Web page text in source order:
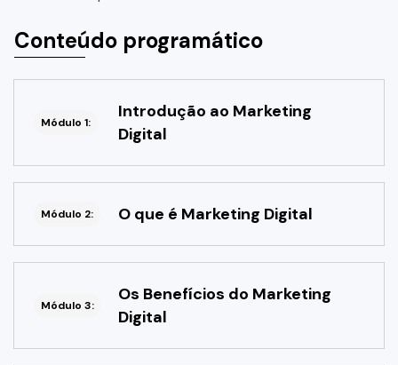
Conteúdo programático
Módulo 1:
Introdução ao Marketing
Digital
Módulo 2: O que é Marketing Digital
Módulo 3:
Os Benefícios do Marketing
Digital